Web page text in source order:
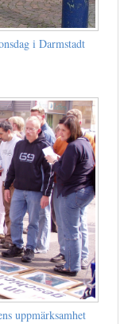
i Darmstadt
uppmärksamhet